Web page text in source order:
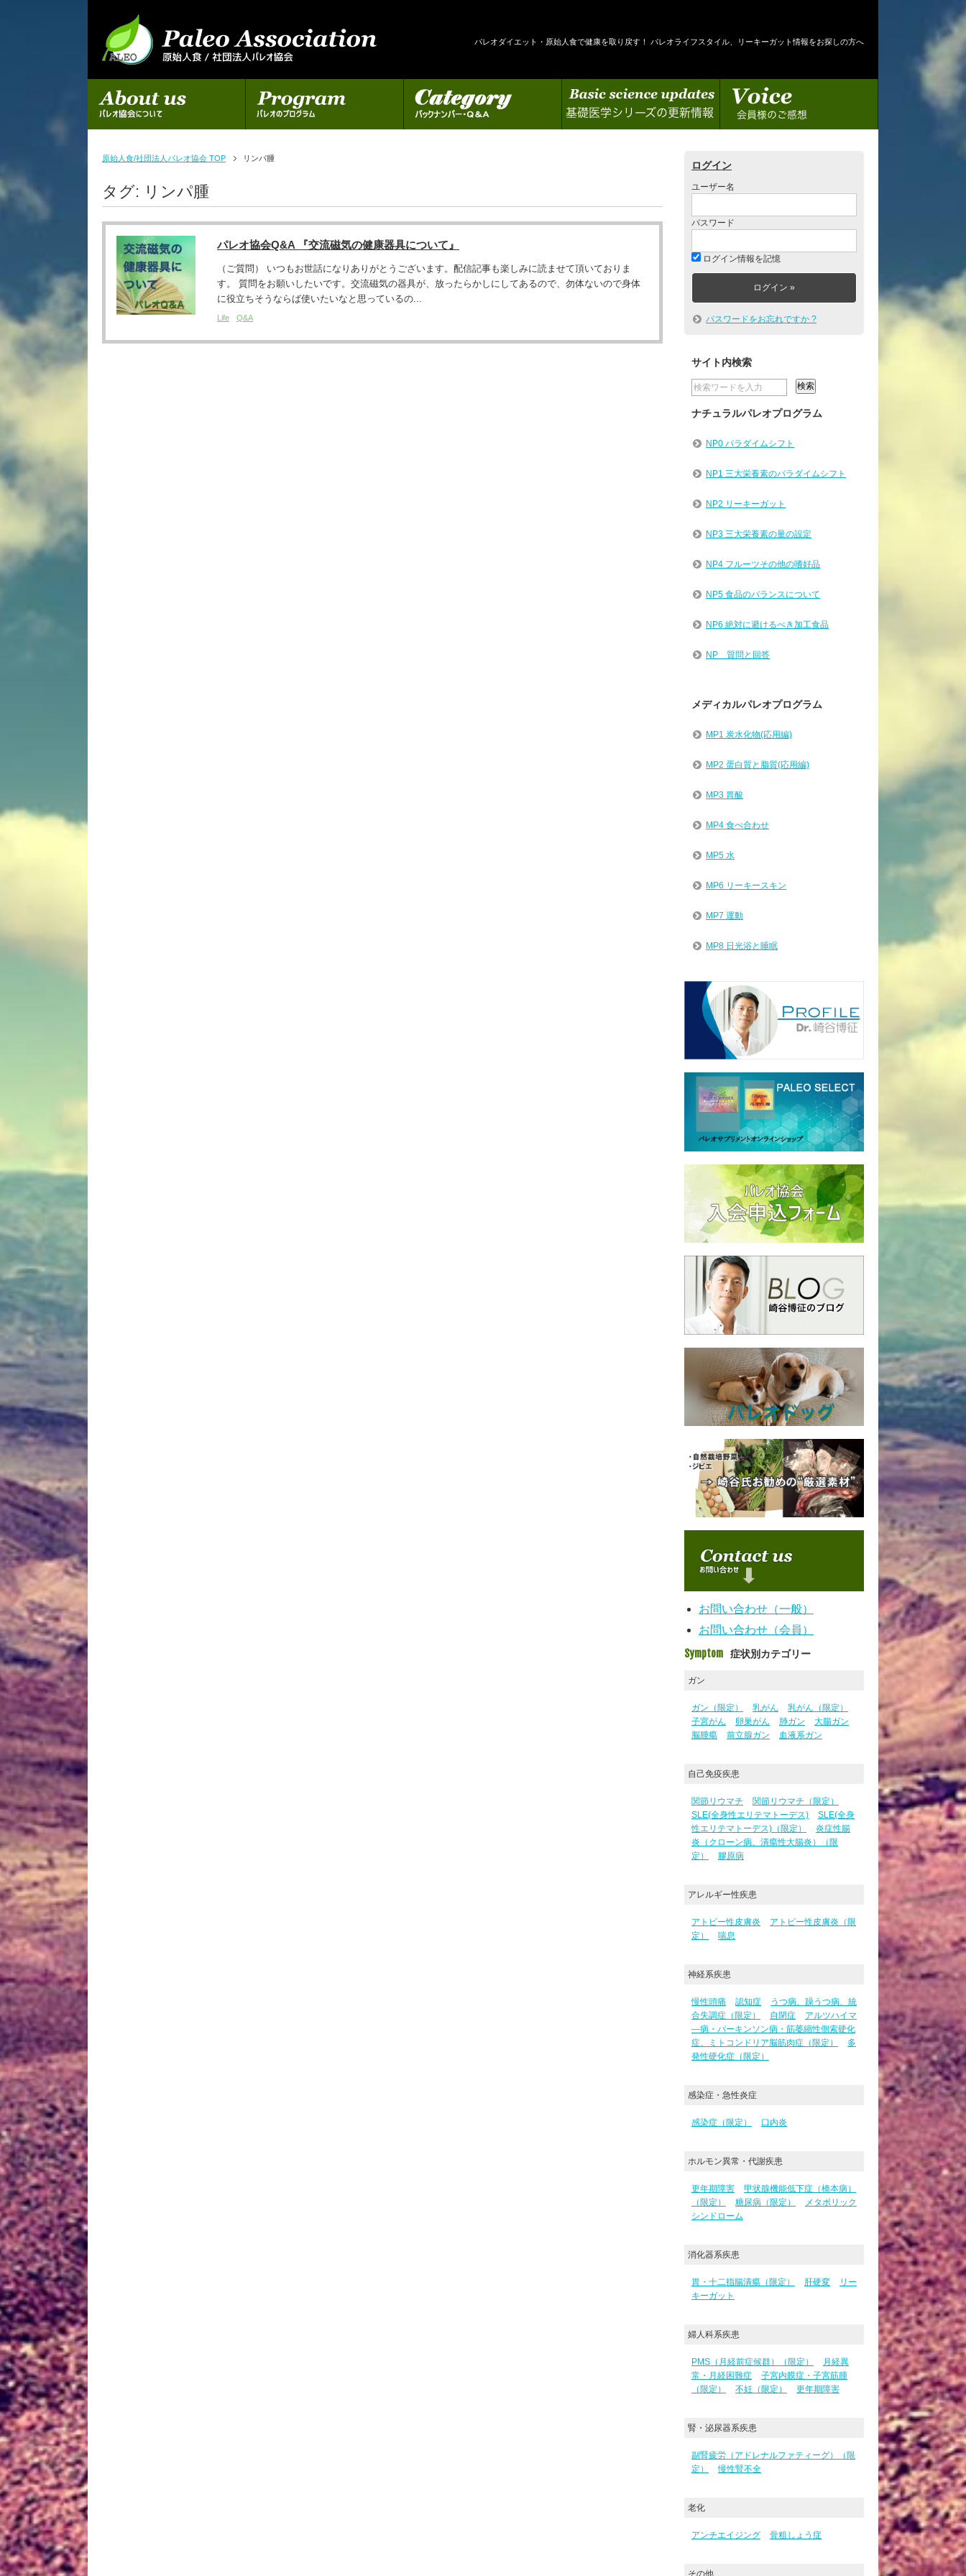
パレオダイエット・原始人食で健康を取り戻す！ パレオライフスタイル、リーキーガット情報をお探しの方へ
初めての方へ パレオのプログラム カテゴリー 基礎医学シリーズの更新情報 会員様のご感想
原始人食/社団法人パレオ協会 TOP リンパ腫
タグ: リンパ腫
パレオ協会Q&A 『交流磁気の健康器具について』
（ご質問） いつもお世話になりありがとうございます。配信記事も楽しみに読ませて頂いておりま
す。 質問をお願いしたいです。交流磁気の器具が、放ったらかしにしてあるので、勿体ないので身体
に役立ちそうならば使いたいなと思っているの...
Life Q&A
ログイン
ユーザー名
パスワード
ログイン情報を記憶
パスワードをお忘れですか ?
サイト内検索
ナチュラルパレオプログラム
NP0 パラダイムシフト
NP1 三大栄養素のパラダイムシフト
NP2 リーキーガット
NP3 三大栄養素の量の設定
NP4 フルーツその他の嗜好品
NP5 食品のバランスについて
NP6 絶対に避けるべき加工食品
NP 質問と回答
メディカルパレオプログラム
MP1 炭水化物(応用編)
MP2 蛋白質と脂質(応用編)
MP3 胃酸
MP4 食べ合わせ
MP5 水
MP6 リーキースキン
MP7 運動
MP8 日光浴と睡眠
お問い合わせ（一般）
お問い合わせ（会員）
Symptom 症状別カテゴリー
ガン
ガン（限定） 乳がん
乳がん（限定）
子宮がん
卵巣がん 肺ガン
大腸ガン
脳腫瘍
前立腺ガン 血液系ガン
自己免疫疾患
関節リウマチ
関節リウマチ（限定）
SLE(全身性エリテマトーデス)
SLE(全身
性エリテマトーデス)（限定）
炎症性腸
炎（クローン病、潰瘍性大腸炎）（限
定）
膠原病
アレルギー性疾患
アトピー性皮膚炎
アトピー性皮膚炎（限
定）
喘息
神経系疾患
慢性頭痛 認知症
うつ病、躁うつ病、統
合失調症（限定）
自閉症
アルツハイマ
―病・パーキンソン病・筋萎縮性側索硬化
症、ミトコンドリア脳筋肉症（限定）
多
発性硬化症（限定）
感染症・急性炎症
感染症（限定） 口内炎
ホルモン異常・代謝疾患
更年期障害
甲状腺機能低下症（橋本病）
（限定）
糖尿病（限定）
メタボリック
シンドローム
消化器系疾患
胃・十二指腸潰瘍（限定） 肝硬変
リー
キーガット
婦人科系疾患
PMS（月経前症候群）（限定）
月経異
常・月経困難症
子宮内膜症・子宮筋腫
（限定）
不妊（限定） 更年期障害
腎・泌尿器系疾患
副腎疲労（アドレナルファティーグ）（限
定）
慢性腎不全
老化
アンチエイジング 骨粗しょう症